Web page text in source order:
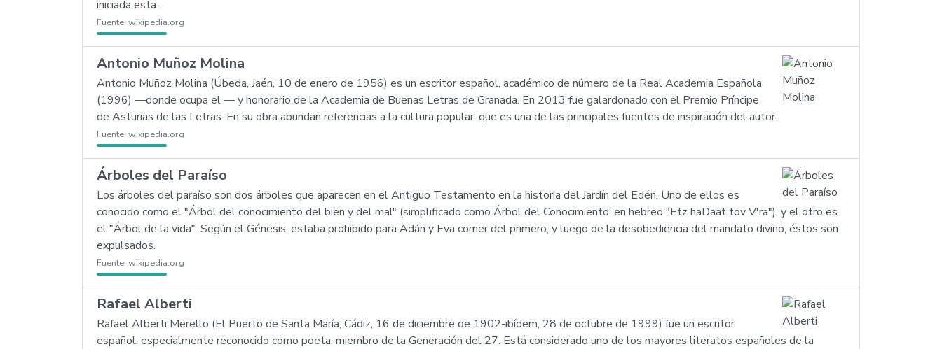
iniciada esta.
Fuente: wikipedia.org
Antonio Muñoz Molina
Antonio Muñoz Molina (Úbeda, Jaén, 10 de enero de 1956) es un escritor español, académico de número de la Real Academia Española
(1996) —donde ocupa el — y honorario de la Academia de Buenas Letras de Granada. En 2013 fue galardonado con el Premio Príncipe
de Asturias de las Letras. En su obra abundan referencias a la cultura popular, que es una de las principales fuentes de inspiración del autor.
Fuente: wikipedia.org
Árboles del Paraíso
Los árboles del paraíso son dos árboles que aparecen en el Antiguo Testamento en la historia del Jardín del Edén. Uno de ellos es
conocido como el "Árbol del conocimiento del bien y del mal" (simplificado como Árbol del Conocimiento; en hebreo "Etz haDaat tov V'ra"), y el otro es
el "Árbol de la vida". Según el Génesis, estaba prohibido para Adán y Eva comer del primero, y luego de la desobediencia del mandato divino, éstos son
expulsados.
Fuente: wikipedia.org
Rafael Alberti
Rafael Alberti Merello (El Puerto de Santa María, Cádiz, 16 de diciembre de 1902-ibídem, 28 de octubre de 1999) fue un escritor
español, especialmente reconocido como poeta, miembro de la Generación del 27. Está considerado uno de los mayores literatos españoles de la